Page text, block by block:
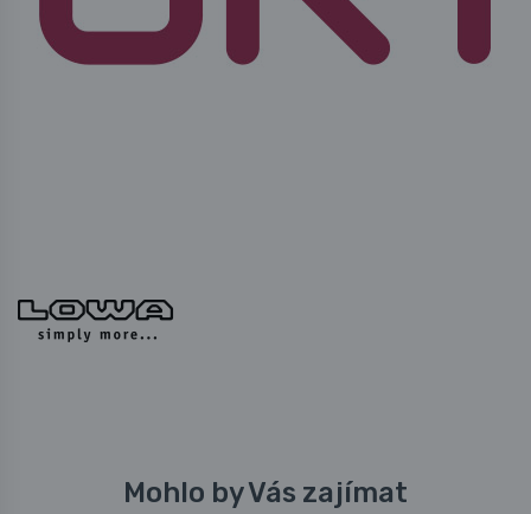
Mohlo by Vás zajímat